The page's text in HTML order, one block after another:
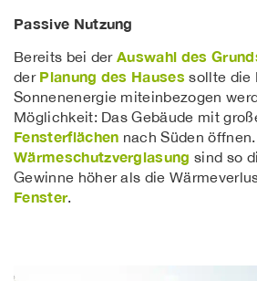
Passive Nutzung
Bereits bei derAuswahl des
der Planung des Hauses sollte die
Sonnenenergie miteinbezogen
Möglichkeit: Das Gebäude mit
Fensterflächen nach Süden
Wärmeschutzverglasung sind so
Gewinne höher als die
Fenster.